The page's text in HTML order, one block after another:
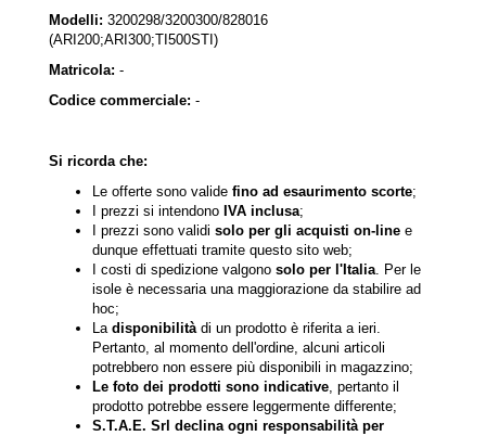
Modelli: 3200298/3200300/828016
(ARI200;ARI300;TI500STI)
Matricola: -
Codice commerciale: -
Si ricorda che:
Le offerte sono valide fino ad esaurimento scorte;
I prezzi si intendono IVA inclusa;
I prezzi sono validi solo per gli acquisti on-line e
dunque effettuati tramite questo sito web;
I costi di spedizione valgono solo per l'Italia. Per le
isole è necessaria una maggiorazione da stabilire ad
hoc;
La disponibilitàdi un prodotto è riferita a ieri.
Pertanto, al momento dell'ordine, alcuni articoli
potrebbero non essere più disponibili in magazzino;
Le foto dei prodotti sono indicative, pertanto il
prodotto potrebbe essere leggermente differente;
S.T.A.E. Srl declina ogni responsabilità per